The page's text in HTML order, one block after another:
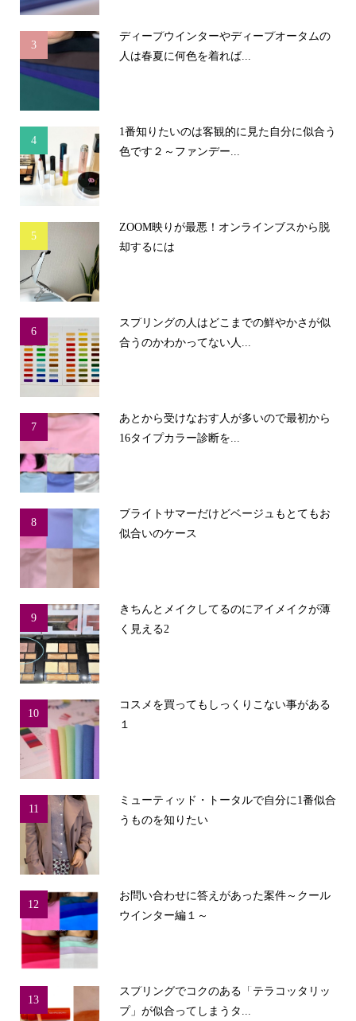
3
ディープウインターやディープオータムの
人は春夏に何色を着れば...
4
1番知りたいのは客観的に見た自分に似合う
色です２～ファンデー...
5
ZOOM映りが最悪！オンラインブスから脱
却するには
6
スプリングの人はどこまでの鮮やかさが似
合うのかわかってない人...
7
あとから受けなおす人が多いので最初から
16タイプカラー診断を...
8
ブライトサマーだけどベージュもとてもお
似合いのケース
9
きちんとメイクしてるのにアイメイクが薄
く見える2
10
コスメを買ってもしっくりこない事がある
１
11
ミューティッド・トータルで自分に1番似合
うものを知りたい
12
お問い合わせに答えがあった案件～クール
ウインター編１～
13
スプリングでコクのある「テラコッタリッ
プ」が似合ってしまうタ...